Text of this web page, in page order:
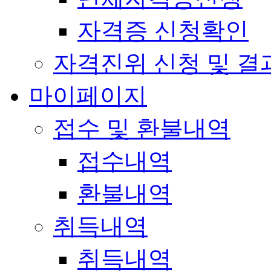
자격증 신청확인
자격진위 신청 및 결
마이페이지
접수 및 환불내역
접수내역
환불내역
취득내역
취득내역